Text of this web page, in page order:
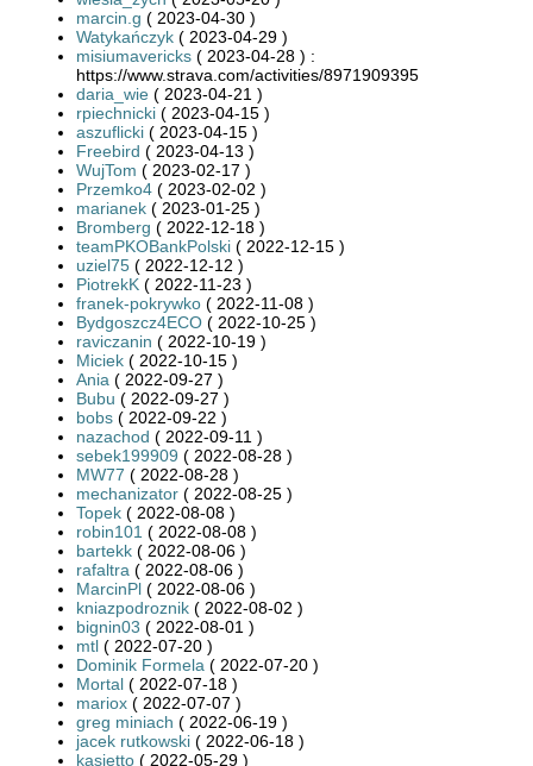
marcin.g ( 2023-04-30 )
Watykańczyk ( 2023-04-29 )
misiumavericks ( 2023-04-28 ) :
https://www.strava.com/activities/8971909395
daria_wie ( 2023-04-21 )
rpiechnicki ( 2023-04-15 )
aszuflicki ( 2023-04-15 )
Freebird ( 2023-04-13 )
WujTom ( 2023-02-17 )
Przemko4 ( 2023-02-02 )
marianek ( 2023-01-25 )
Bromberg ( 2022-12-18 )
teamPKOBankPolski ( 2022-12-15 )
uziel75 ( 2022-12-12 )
PiotrekK ( 2022-11-23 )
franek-pokrywko ( 2022-11-08 )
Bydgoszcz4ECO ( 2022-10-25 )
raviczanin ( 2022-10-19 )
Miciek ( 2022-10-15 )
Ania ( 2022-09-27 )
Bubu ( 2022-09-27 )
bobs ( 2022-09-22 )
nazachod ( 2022-09-11 )
sebek199909 ( 2022-08-28 )
MW77 ( 2022-08-28 )
mechanizator ( 2022-08-25 )
Topek ( 2022-08-08 )
robin101 ( 2022-08-08 )
bartekk ( 2022-08-06 )
rafaltra ( 2022-08-06 )
MarcinPl ( 2022-08-06 )
kniazpodroznik ( 2022-08-02 )
bignin03 ( 2022-08-01 )
mtl ( 2022-07-20 )
Dominik Formela ( 2022-07-20 )
Mortal ( 2022-07-18 )
mariox ( 2022-07-07 )
greg miniach ( 2022-06-19 )
jacek rutkowski ( 2022-06-18 )
kasietto ( 2022-05-29 )